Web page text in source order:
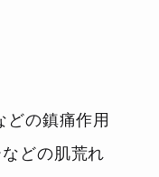
の鎮痛作用
どの肌荒れ